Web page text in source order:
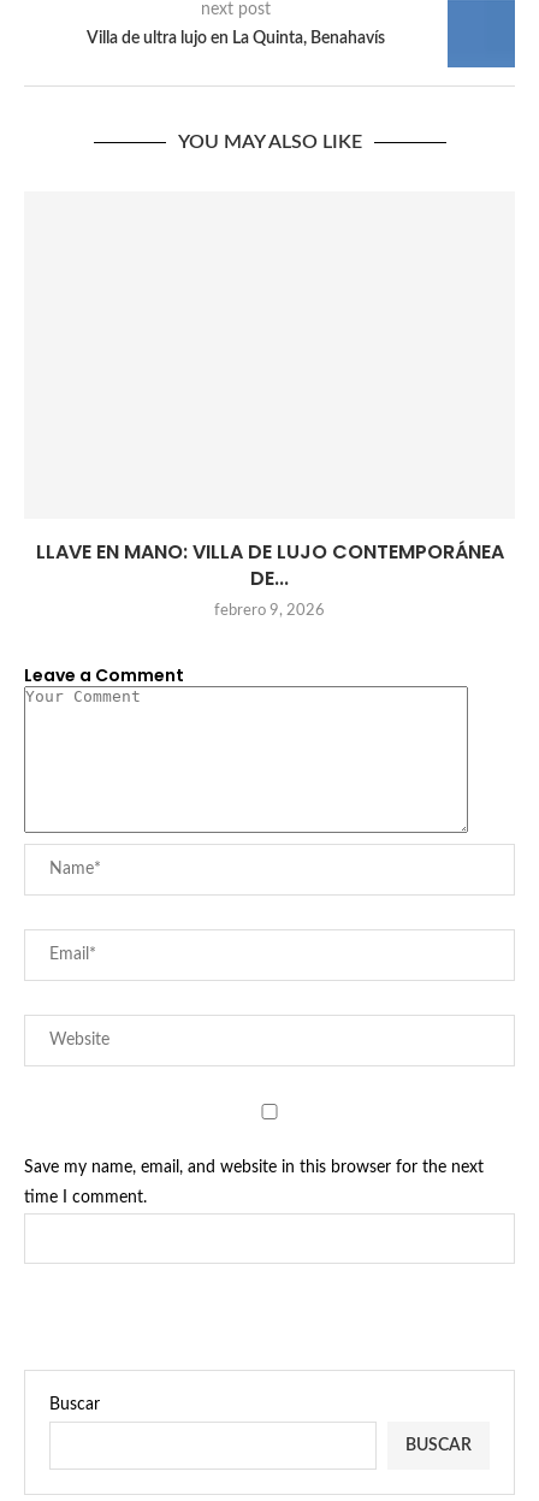
next post
Villa de ultra lujo en La Quinta, Benahavís
YOU MAY ALSO LIKE
LLAVE EN MANO: VILLA DE LUJO CONTEMPORÁNEA
DE...
febrero 9, 2026
Leave a Comment
Save my name, email, and website in this browser for the next
time I comment.
Buscar
BUSCAR